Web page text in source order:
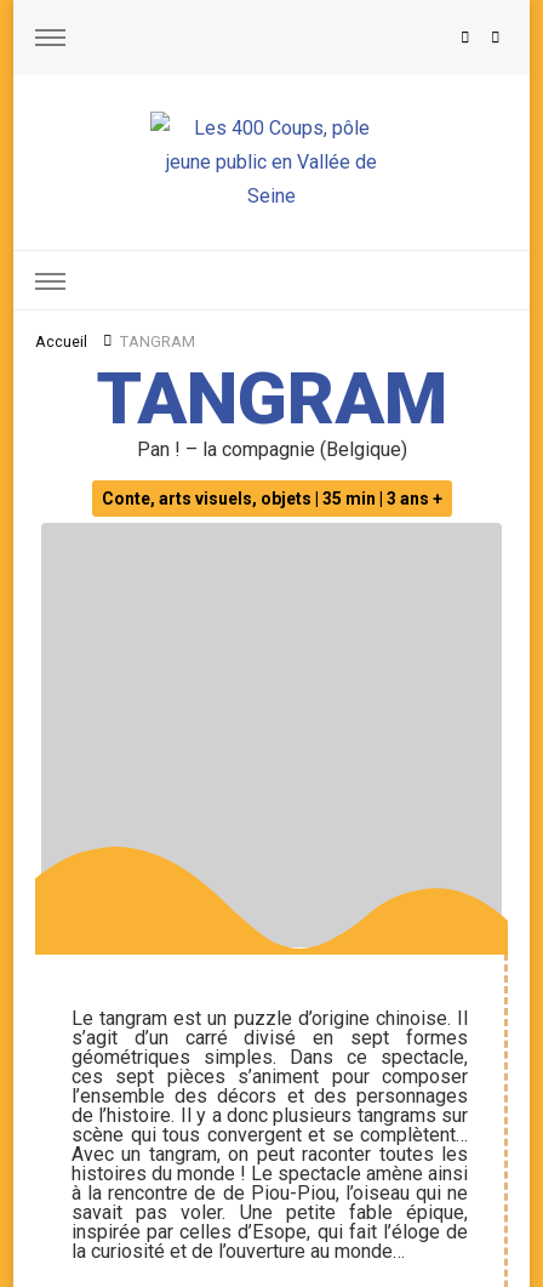
Accueil TANGRAM
TANGRAM
Pan ! – la compagnie (Belgique)
Conte, arts visuels, objets | 35 min | 3 ans +
Le tangram est un puzzle d’origine chinoise. Il
s’agit d’un carré divisé en sept formes
géométriques simples. Dans ce spectacle,
ces sept pièces s’animent pour composer
l’ensemble des décors et des personnages
de l’histoire. Il y a donc plusieurs tangrams sur
scène qui tous convergent et se complètent…
Avec un tangram, on peut raconter toutes les
histoires du monde ! Le spectacle amène ainsi
à la rencontre de de Piou-Piou, l’oiseau qui ne
savait pas voler. Une petite fable épique,
inspirée par celles d’Esope, qui fait l’éloge de
la curiosité et de l’ouverture au monde…